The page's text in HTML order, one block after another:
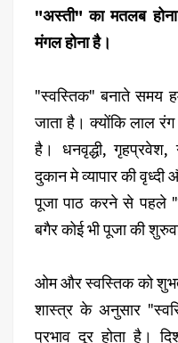
"अस्ती" का मतलब
मंगल होना है।
"स्वस्तिक" बनाते समय
जाता है। क्योंकि लाल
है। धनवृद्धी, गृहप्रवेश,
दुकान मे व्यापार की
पूजा पाठ करने से पहले
बगैर कोई भी पूजा की
ओम और स्वस्तिक को
शास्त्र के अनुसार
प्रभाव दूर होता है।